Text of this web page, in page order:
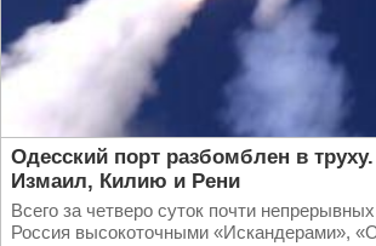
Одесский порт разбомблен в
Измаил, Килию и Рени
Всего за четверо суток почти
Россия высокоточными «Искандерами»,